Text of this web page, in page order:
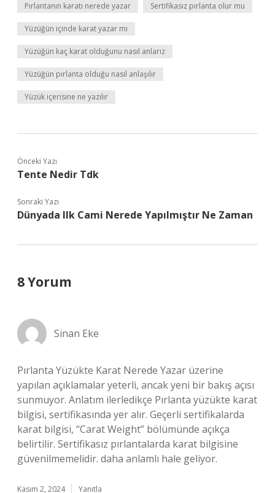
Pırlantanın karatı nerede yazar Sertifikasız pırlanta olur mu
Yüzüğün içinde karat yazar mı
Yüzüğün kaç karat olduğunu nasıl anlarız
Yüzüğün pırlanta olduğu nasıl anlaşılır
Yüzük içerisine ne yazılır
Önceki Yazı
Tente Nedir Tdk
Sonraki Yazı
Dünyada Ilk Cami Nerede Yapılmıştır Ne Zaman
8 Yorum
Sinan Eke
Pırlanta Yüzükte Karat Nerede Yazar üzerine
yapılan açıklamalar yeterli, ancak yeni bir bakış açısı
sunmuyor. Anlatım ilerledikçe Pırlanta yüzükte karat
bilgisi, sertifikasında yer alır. Geçerli sertifikalarda
karat bilgisi, “Carat Weight” bölümünde açıkça
belirtilir. Sertifikasız pırlantalarda karat bilgisine
güvenilmemelidir. daha anlamlı hale geliyor.
Kasım 2, 2024 Yanıtla